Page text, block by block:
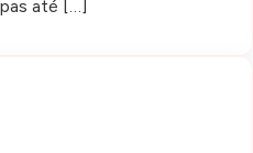
até […]